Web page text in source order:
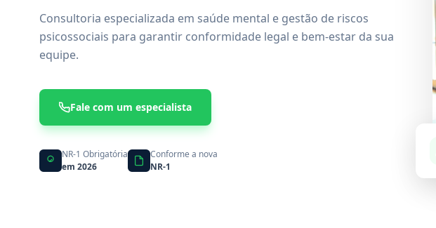
Consultoria especializada em saúde mental e gestão de riscos
psicossociais para garantir conformidade legal e bem-estar da sua
equipe.
Fale com um especialista
NR-1 Obrigatória
em 2026
Conforme a nova
NR-1